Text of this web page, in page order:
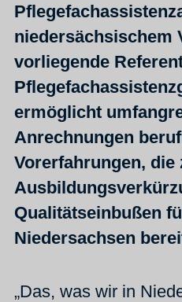
niedersächsischem
vorliegende
ermöglicht
Anrechnungen
Vorerfahrungen, die
Qualitätseinbußen
Niedersachsen
„Das, was wir in